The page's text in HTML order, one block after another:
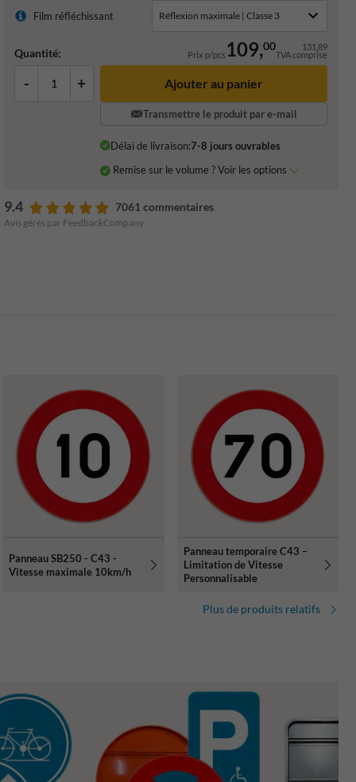
Film réfléchissant
Quantité: Prix p/pcs 109,00 131,89
TVA comprise
- + Ajouter au panier
Transmettre le produit par e-mail
Délai de livraison:7-8 jours ouvrables
Remise sur le volume ? Voir les options
9.4 7061 commentaires
Avis gérés par FeedbackCompany
Panneau SB250 - C43 -
Vitesse maximale 10km/h
Panneau temporaire C43 –
Limitation de Vitesse
Personnalisable
Plus de produits relatifs